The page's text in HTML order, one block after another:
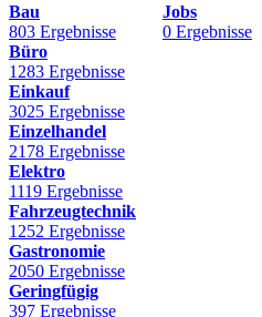
Bau
803 Ergebnisse
Büro
1283 Ergebnisse
Einkauf
3025 Ergebnisse
Einzelhandel
2178 Ergebnisse
Elektro
1119 Ergebnisse
Fahrzeugtechnik
1252 Ergebnisse
Gastronomie
2050 Ergebnisse
Geringfügig
397 Ergebnisse
Jobs
0 Ergebnisse